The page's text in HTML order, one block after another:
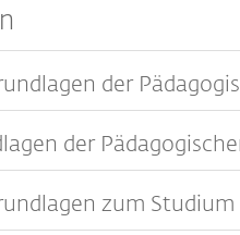
der
der
zum